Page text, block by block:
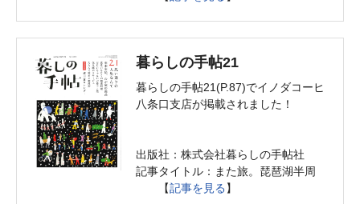
暮らしの手帖21
暮らしの手帖21(P.87)でイノダコーヒ
八条口支店が掲載されました！
出版社：株式会社暮らしの手帖社
記事タイトル：また旅。琵琶湖半周
【記事を見る 】